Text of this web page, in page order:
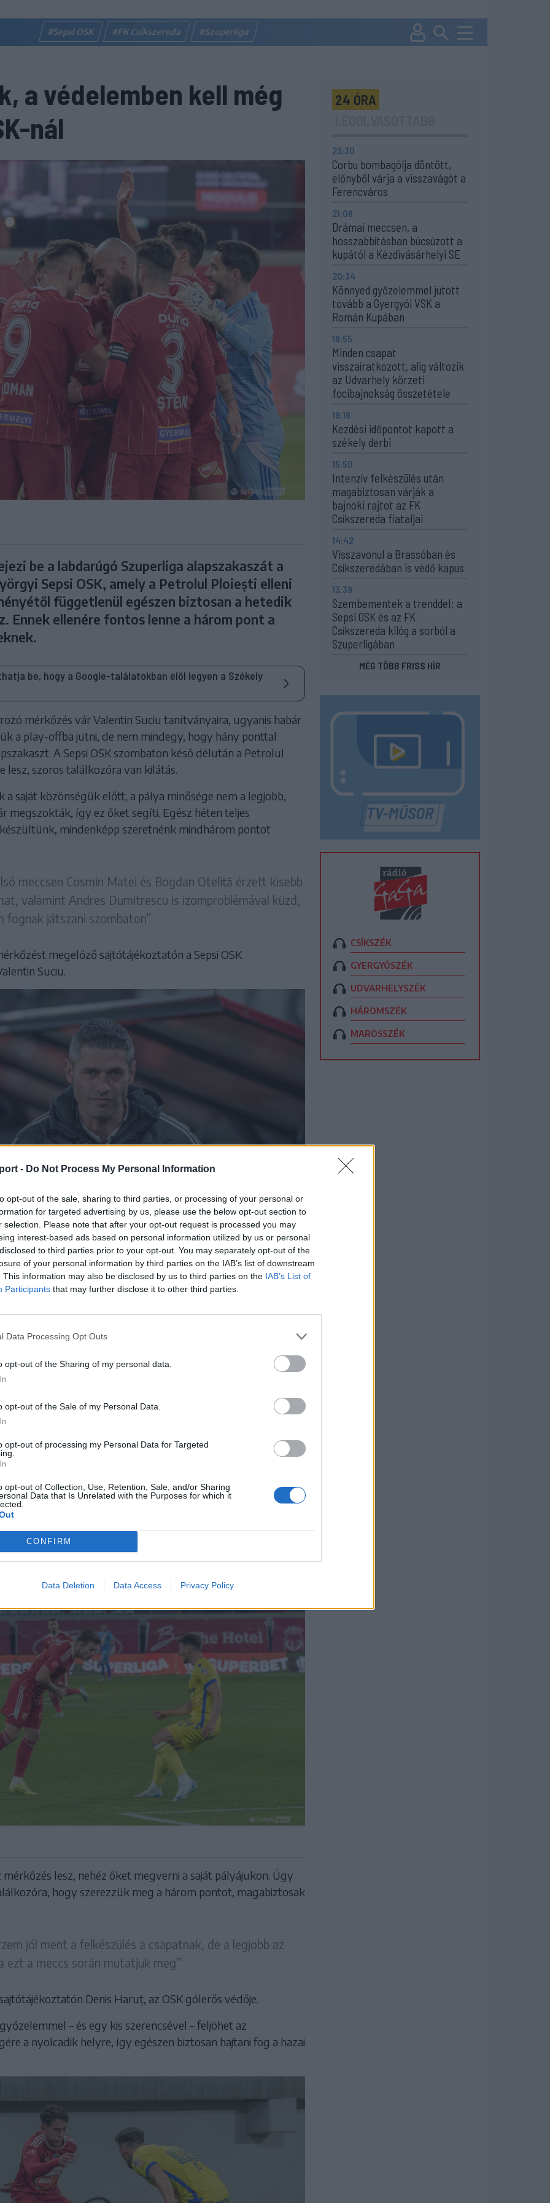
- Do Not Process My Personal Information
opt-out of the sale, sharing to third parties, or processing of your personal or
for targeted advertising by us, please use the below opt-out section to
selection. Please note that after your opt-out request is processed you may
interest-based ads based on personal information utilized by us or personal
to third parties prior to your opt-out. You may separately opt-out of the
of your personal information by third parties on the IAB’s list of downstream
This information may also be disclosed by us to third parties on the IAB’s List of
Participants that may further disclose it to other third parties.
Data Processing Opt Outs
opt-out of the Sharing of my personal data.
opt-out of the Sale of my Personal Data.
opt-out of processing my Personal Data for Targeted
opt-out of Collection, Use, Retention, Sale, and/or Sharing
Data that Is Unrelated with the Purposes for which it
CONFIRM
Data Deletion Data Access Privacy Policy
#Sepsi OSK #FK Csíkszereda #Szuperliga
a védelemben kell még
nál
be a labdarúgó Szuperliga alapszakaszát a
Sepsi OSK, amely a Petrolul Ploiești elleni
függetlenül egészen biztosan a hetedik
Ennek ellenére fontos lenne a három pont a
be, hogy a Google-találatokban elöl legyen a Székely
mérkőzés vár Valentin Suciu tanítványaira, ugyanis habár
a play-offba jutni, de nem mindegy, hogy hány ponttal
A Sepsi OSK szombaton késő délután a Petrolul
lesz, szoros találkozóra van kilátás.
a saját közönségük előtt, a pálya minősége nem a legjobb,
megszokták, így ez őket segíti. Egész héten teljes
mindenképp szeretnénk mindhárom pontot
meccsen Cosmin Matei és Bogdan Oteliță érzett kisebb
valamint Andres Dumitrescu is izomproblémával küzd,
fognak játszani szombaton”
megelőző sajtótájékoztatón a Sepsi OSK
Suciu.
jobb a csapatszellem, a csapatjáték, a helyzetek kialakítása. A védelemben még
szerint ott is javult a helyzet
kiemelte, hogy az utóbbi időben a háromszéki gárda
többen érkeztek, többen távoztak, ezért egyelőre nehéz
két fordulóban látottak már biztatók voltak, úgy
a fiúk többre hívatottak, ezért keményen edzünk
héten. Most jobb a csapatszellem, a csapatjáték, a
kialakítása. A védelemben még kell fejlődni, de
szerint ott is javult a helyzet”
Suciu.
a Sepsi OSK célkitűzése az alsóházi rájátszás megnyerése,
akkor esélyük lesz a következő idény elején a nemzetközi
mérkőzés lesz, nehéz őket megverni a saját pályájukon. Úgy
hogy szerezzük meg a három pontot, magabiztosak
jól ment a felkészülés a csapatnak, de a legjobb az
ezt a meccs során mutatjuk meg”
Denis Haruț, az OSK gólerős védője.
– és egy kis szerencsével – feljöhet az
a nyolcadik helyre, így egészen biztosan hajtani fog a hazai
24 ÓRA
23:30
Corbu bombagólja döntött,
előnyből várja a visszavágót a
Ferencváros
21:08
Drámai meccsen, a
hosszabbításban búcsúzott a
kupától a Kézdivásárhelyi SE
20:34
Könnyed győzelemmel jutott
tovább a Gyergyói VSK a
Román Kupában
19:55
Minden csapat
visszaíratkozott, alig változik
az Udvarhely körzeti
focibajnokság összetétele
19:16
Kezdési időpontot kapott a
székely derbi
15:50
Intenzív felkészülés után
magabiztosan várják a
bajnoki rajtot az FK
Csíkszereda fiataljai
14:42
Visszavonul a Brassóban és
Csíkszeredában is védő kapus
13:39
Szembementek a trenddel: a
Sepsi OSK és az FK
Csíkszereda kilóg a sorból a
Szuperligában
MÉG TÖBB FRISS HÍR
CSÍKSZÉK
GYERGYÓSZÉK
UDVARHELYSZÉK
HÁROMSZÉK
MAROSSZÉK